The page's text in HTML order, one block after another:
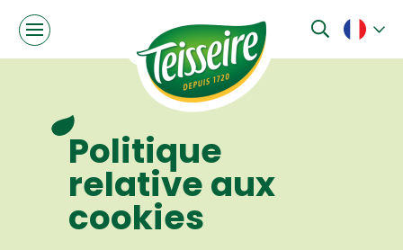
Politique
relative aux
cookies